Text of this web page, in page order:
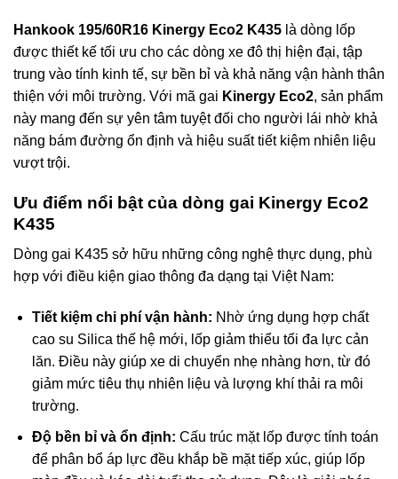
Hankook 195/60R16 Kinergy Eco2 K435 là dòng lốp
được thiết kế tối ưu cho các dòng xe đô thị hiện đại, tập
trung vào tính kinh tế, sự bền bỉ và khả năng vận hành thân
thiện với môi trường. Với mã gai Kinergy Eco2, sản phẩm
này mang đến sự yên tâm tuyệt đối cho người lái nhờ khả
năng bám đường ổn định và hiệu suất tiết kiệm nhiên liệu
vượt trội.
Ưu điểm nổi bật của dòng gai Kinergy Eco2
K435
Dòng gai K435 sở hữu những công nghệ thực dụng, phù
hợp với điều kiện giao thông đa dạng tại Việt Nam:
Tiết kiệm chi phí vận hành: Nhờ ứng dụng hợp chất
cao su Silica thế hệ mới, lốp giảm thiểu tối đa lực cản
lăn. Điều này giúp xe di chuyển nhẹ nhàng hơn, từ đó
giảm mức tiêu thụ nhiên liệu và lượng khí thải ra môi
trường.
Độ bền bỉ và ổn định: Cấu trúc mặt lốp được tính toán
để phân bổ áp lực đều khắp bề mặt tiếp xúc, giúp lốp